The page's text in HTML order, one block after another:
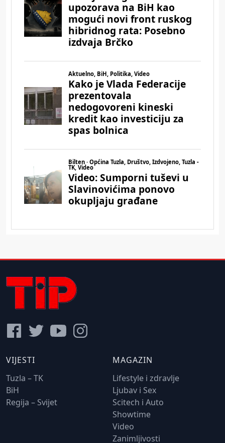
VIJESTI
Tuzla – TK
BiH
Regija – Svijet
MAGAZIN
Lifestyle i zdravlje
Ljubav i Sex
Scitech i Auto
Showtime
Video
Zanimljivosti